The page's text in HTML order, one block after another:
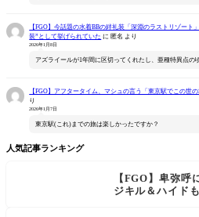
【FGO】今話題の水着BBの絆礼装「深淵のラストリゾー
装”として挙げられていた に 匿名 より
2026年1月8日
アズライールが1年間に区切ってくれたし、亜種特異点
【FGO】アフタータイム、マシュの言う「東京駅でこの世
り
2026年1月7日
東京駅(これ)までの旅は楽しかったですか？
人気記事ランキング
【FGO】卑弥呼
ジキル＆ハイド